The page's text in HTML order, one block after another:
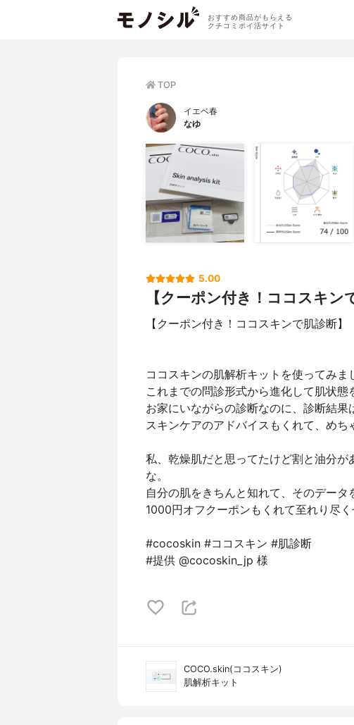
おすすめ商品がもらえる
クチコミポイ活サイト
TOP
イエベ春
なゆ
5.00
【クーポン付き！ココスキン
【クーポン付き！ココスキンで肌診断】
ココスキンの肌解析キットを使ってみま
これまでの問診形式から進化して肌状態
お家にいながらの診断なのに、診断結果
スキンケアのアドバイスもくれて、め
私、乾燥肌だと思ってたけど割と油分
な。
自分の肌をきちんと知れて、そのデータ
1000円オフクーポンもくれて至れり尽く
#cocoskin #ココスキン #肌診断
#提供 @cocoskin_jp 様
COCO.skin(ココスキン)
肌解析キット